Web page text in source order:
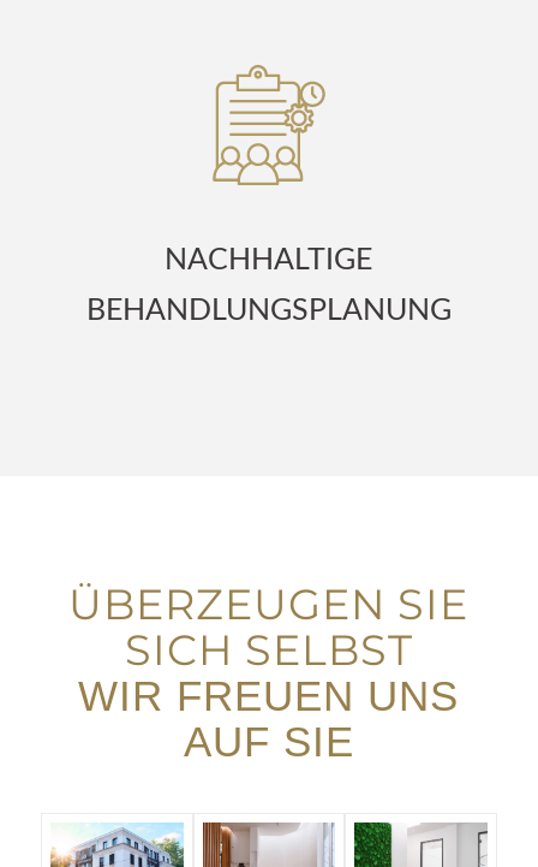
NACHHALTIGE
BEHANDLUNGS­PLANUNG
ÜBERZEUGEN SIE
SICH SELBST
WIR FREUEN UNS
AUF SIE